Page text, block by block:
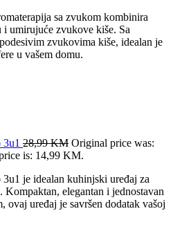
sa zvukom kombinira
umirujuće zvukove kiše. Sa
zvukovima kiše, idealan je
u vašem domu.
28,99KM Original price was:
is: 14,99 KM.
je idealan kuhinjski uređaj za
Kompaktan, elegantan i jednostavan
ovaj uređaj je savršen dodatak vašoj